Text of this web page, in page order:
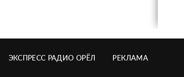
ЭКСПРЕСС РАДИО ОРЁЛ РЕКЛАМА